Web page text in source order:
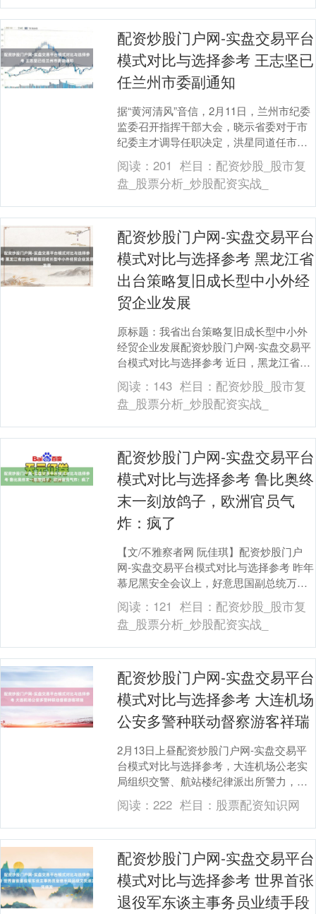
配资炒股门户网-实盘交易平台
模式对比与选择参考 王志坚已
任兰州市委副通知
据“黄河清风”音信，2月11日，兰州市纪委
监委召开指挥干部大会，晓示省委对于市
纪委主才调导任职决定，洪星同道任市委
委员、常委，市纪委通知，提名为市监察
委员会主任....
阅读：201 栏目： 配资炒股_股市复
盘_股票分析_炒股配资实战_
配资炒股门户网-实盘交易平台
模式对比与选择参考 黑龙江省
出台策略复旧成长型中小外经
贸企业发展
原标题：我省出台策略复旧成长型中小外
经贸企业发展配资炒股门户网-实盘交易平
台模式对比与选择参考 近日，黑龙江省崇
拜印发《对于复旧成长型中小外经贸企业
发展的多少策....
阅读： 143 栏目： 配资炒股_股市复
盘_股票分析_炒股配资实战_
配资炒股门户网-实盘交易平台
模式对比与选择参考 鲁比奥终
末一刻放鸽子，欧洲官员气
炸：疯了
【文/不雅察者网 阮佳琪】配资炒股门户
网-实盘交易平台模式对比与选择参考 昨年
慕尼黑安全会议上，好意思国副总统万斯
当众开轰欧洲“太拉”，听得台下欧洲东谈主
面色乌....
阅读： 121 栏目： 配资炒股_股市复
盘_股票分析_炒股配资实战_
配资炒股门户网-实盘交易平台
模式对比与选择参考 大连机场
公安多警种联动督察游客祥瑞
2月13日上昼配资炒股门户网-实盘交易平
台模式对比与选择参考，大连机场公老实
局组织交警、航站楼纪律派出所警力，集
结禁毒支队在大连机场候机楼开展春运安
全集结宣传活....
阅读：222 栏目： 股票配资知识网
配资炒股门户网-实盘交易平台
模式对比与选择参考 世界首张
退役军东谈主事务员业绩手段